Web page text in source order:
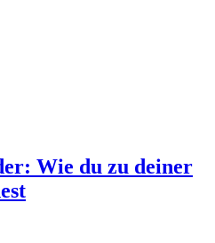
Wie du zu deiner